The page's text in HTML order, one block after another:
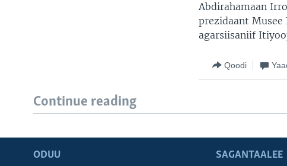
Abdirahamaan
prezidaant
agarsiisaniif
Qoodi
Continue reading
ODUU SAGANTAALEE